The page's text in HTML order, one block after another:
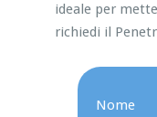
ideale per
richiedi il
Nome